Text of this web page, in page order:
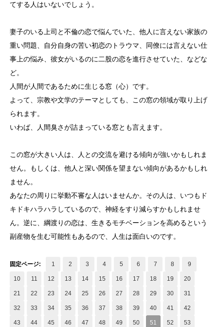
てする人はいないでしょう。
妻子のいる上司と不倫の恋で悩んでいた、他人に言えない家族の
重い問題、自分自身の苦い初恋のトラウマ、同僚には言えない仕
事上の悩み、彼女がいるのに二股の恋を進行させていた、などな
ど。
人間が人間であるために生じる窓（心）です。
よって、宗教や文学のテーマとしても、この窓の領域が取り上げ
られます。
いわば、人間臭さが詰まっている窓とも言えます。
この窓が大きい人は、人との交流を避ける傾向が強いかもしれま
せん。もしくは、他人と深い関係を望まない傾向があるかもしれ
ません。
あなたの周りに挙動不審な人はいませんか。その人は、いつもド
キドキハラハラしているので、神経をすり減らすかもしれませ
ん。逆に、綱渡りの恋は、生きるモチベーションを高めるという
副産物を生む可能性もあるので、人生は面白いのです。
固定ページ: 1 2 3 4 5 6 7 8 9
10 11 12 13 14 15 16 17 18 19 20
21 22 23 24 25 26 27 28 29 30 31
32 33 34 35 36 37 38 39 40 41 42
43 44 45 46 47 48 49 50 51 52 53